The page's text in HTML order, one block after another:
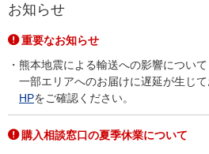
お知らせ
重要なお知らせ
熊本地震による輸送への影響について
一部エリアへのお届けに遅延が生じ
HPをご確認ください。
購入相談窓口の夏季休業について